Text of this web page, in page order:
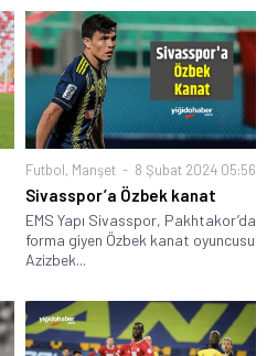
Futbol, Manşet 8 Şubat 2024 05:56
Sivasspor’a Özbek kanat
EMS Yapı Sivasspor, Pakhtakor’da
forma giyen Özbek kanat oyuncusu
Azizbek...